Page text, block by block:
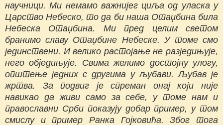
научници. Ми немамо важнијег циља од уласка у
Царство Небеско, то да би наша Отаџбина била
Небеска Отаџбина. Ми пред целим светом
бранимо славу Отаџбине Небеске. У томе смо
јединствени. И велико растојање не разједињује,
него обједињује. Свима желимо достојну улогу,
општење једних с другима у љубави. Љубав је
жртва. За подвиг је спреман онај који није
навикао да живи само за себе, у томе нам и
православни Срби показују добар пример, у том
смислу и пример Ранка Гојковића. Због тога